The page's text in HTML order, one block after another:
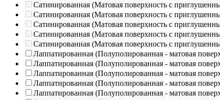
Сатинированная (Матовая поверхность с
Сатинированная (Матовая поверхность с
Сатинированная (Матовая поверхность с
Сатинированная (Матовая поверхность с
Сатинированная (Матовая поверхность с
Лаппатированная (Полуполированная - матовая
Лаппатированная (Полуполированная - матовая
Лаппатированная (Полуполированная - матовая
Лаппатированная (Полуполированная - матовая
Лаппатированная (Полуполированная - матовая